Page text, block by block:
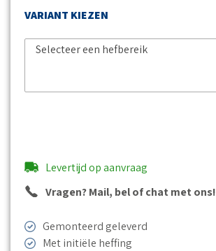
VARIANT KIEZEN
Selecteer een hefbereik
Levertijd op aanvraag
Vragen? Mail, bel of chat met ons!
Gemonteerd geleverd
Met initiële heffing